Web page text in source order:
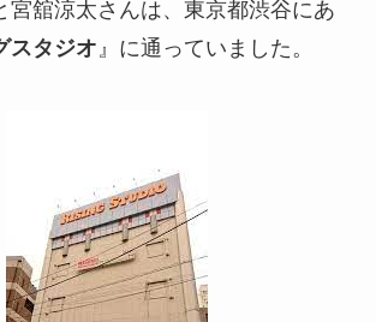
宮舘涼太さんは、東京都渋谷にあ
スタジオ 』に通っていました。